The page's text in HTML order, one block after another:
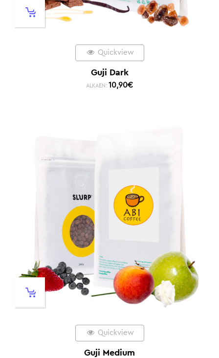
Quickview
Guji Dark
ALKAEN: 10,90€
Quickview
Guji Medium